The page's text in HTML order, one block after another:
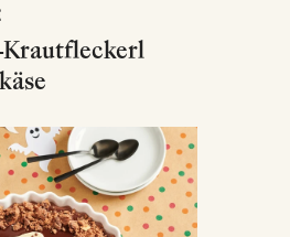
Krautfleckerl